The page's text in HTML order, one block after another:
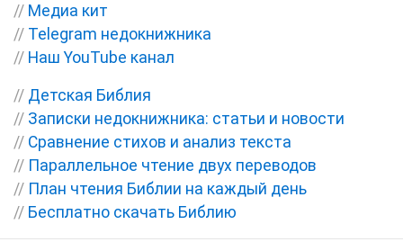
// Медиа кит
// Telegram недокнижника
// Наш YouTube канал
// Детская Библия
// Записки недокнижника: статьи и новости
// Сравнение стихов и анализ текста
// Параллельное чтение двух переводов
// План чтения Библии на каждый день
// Бесплатно скачать Библию